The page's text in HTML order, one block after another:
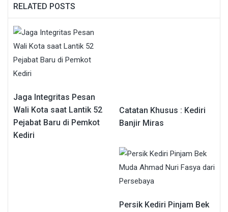
RELATED POSTS
Jaga Integritas Pesan
Wali Kota saat Lantik 52
Pejabat Baru di Pemkot
Kediri
Catatan Khusus : Kediri
Banjir Miras
Persik Kediri Pinjam Bek